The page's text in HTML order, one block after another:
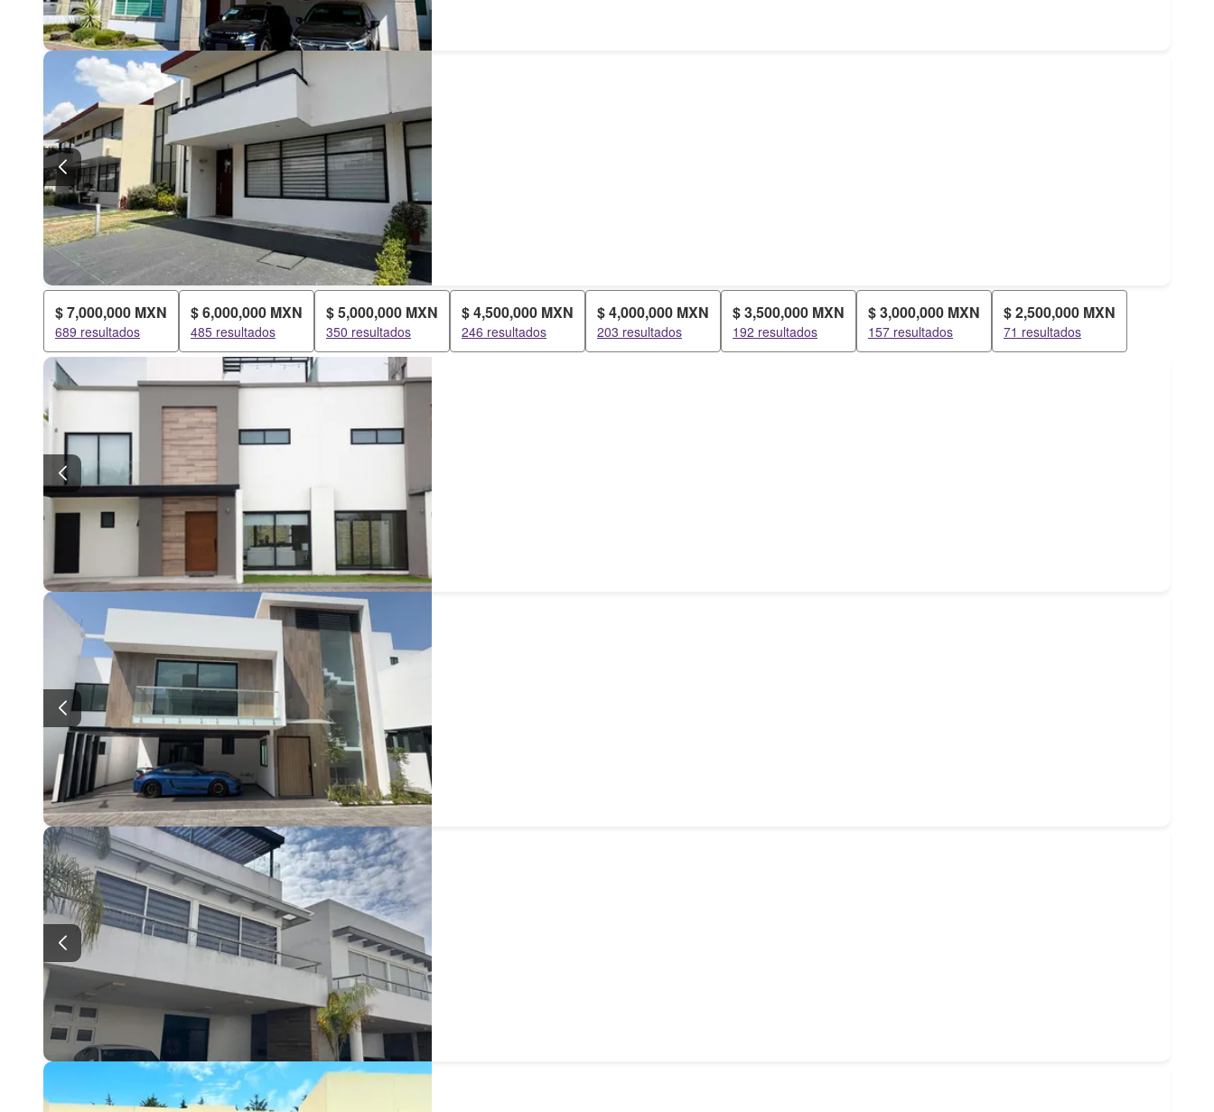
$ 7,000,000 MXN
689 resultados
$ 6,000,000 MXN
485 resultados
$ 5,000,000 MXN
350 resultados
$ 4,500,000 MXN
246 resultados
$ 4,000,000 MXN
203 resultados
$ 3,500,000 MXN
192 resultados
$ 3,000,000 MXN
157 resultados
$ 2,500,000 MXN
71 resultados